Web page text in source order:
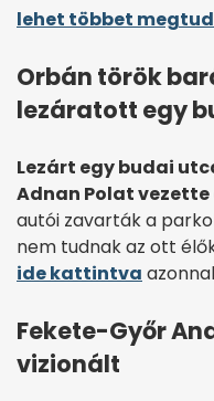
lehet többet
Orbán török
lezáratott egy
Lezárt egy budai
Adnan Polat
autói zavarták a
nem tudnak az ott
ide kattintva
Fekete-Győr
vizionált